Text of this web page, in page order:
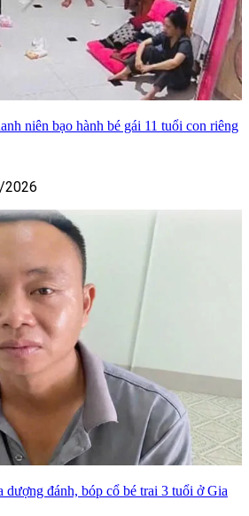
niên bạo hành bé gái 11 tuổi con riêng
dượng đánh, bóp cổ bé trai 3 tuổi ở Gia